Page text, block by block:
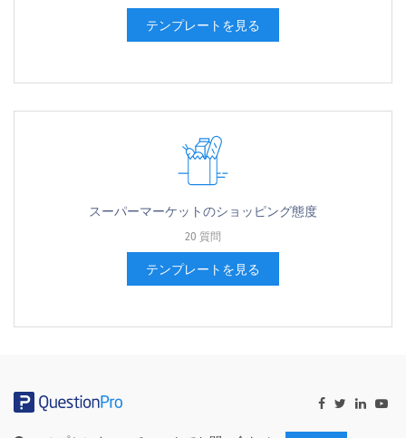
テンプレートを見る
スーパーマーケットのショッピング態度
20 質問
テンプレートを見る